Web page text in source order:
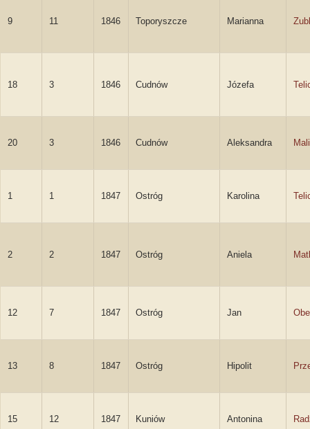
9 11 1846 Toporyszcze Marianna
18 3 1846 Cudnów Józefa
20 3 1846 Cudnów Aleksandra
1 1 1847 Ostróg Karolina
2 2 1847 Ostróg Aniela
12 7 1847 Ostróg Jan
13 8 1847 Ostróg Hipolit
15 12 1847 Kuniów Antonina